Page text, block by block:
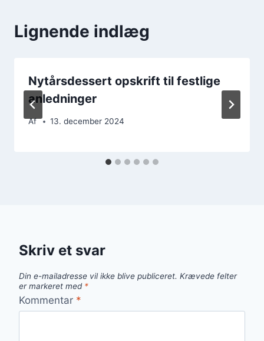
Lignende indlæg
Nytårsdessert opskrift til festlige
anledninger
Af 13. december 2024
Skriv et svar
Din e-mailadresse vil ikke blive publiceret. Krævede felter
er markeret med *
Kommentar *